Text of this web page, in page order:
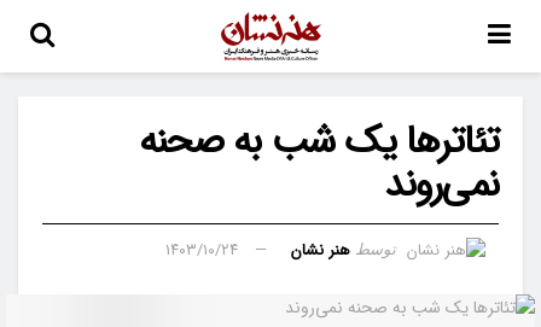
تئاترها یک شب به صحنه
نمی‌روند
توسط هنر نشان ۱۴۰۳/۱۰/۲۴